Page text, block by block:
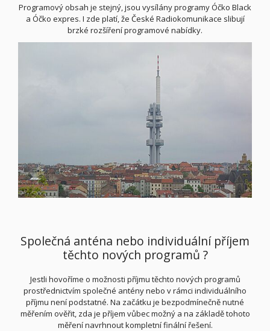
Programový obsah je stejný, jsou vysílány programy Óčko Black
a Óčko expres. I zde platí, že České Radiokomunikace slibují
brzké rozšíření programové nabídky.
Společná anténa nebo individuální příjem
těchto nových programů ?
Jestli hovoříme o možnosti příjmu těchto nových programů
prostřednictvím společné antény nebo v rámci individuálního
příjmu není podstatné. Na začátku je bezpodmínečně nutné
měřením ověřit, zda je příjem vůbec možný a na základě tohoto
měření navrhnout kompletní finální řešení.